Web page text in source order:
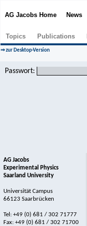
AG Jacobs Home News
Topics Publications
⇒ zur Desktop-Version
Passwort:
AG Jacobs
Experimental Physics
Saarland University
Universität Campus
66123 Saarbrücken
Tel: +49 (0) 681 / 302 71777
Fax: +49 (0) 681 / 302 71700